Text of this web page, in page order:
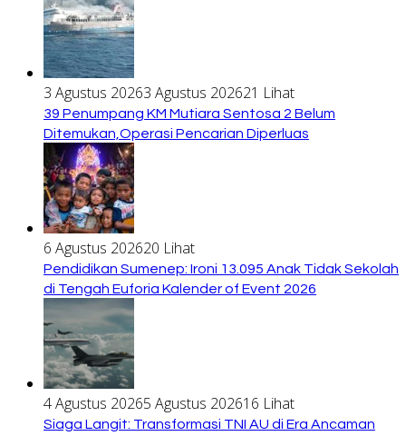
3 Agustus 20263 Agustus 202621 Lihat
39 Penumpang KM Mutiara Sentosa 2 Belum
Ditemukan,Operasi Pencarian Diperluas
6 Agustus 202620 Lihat
Pendidikan Sumenep: Ironi 13.095 Anak Tidak Sekolah
di Tengah Euforia Kalender of Event 2026
4 Agustus 20265 Agustus 202616 Lihat
Siaga Langit: Transformasi TNI AU di Era Ancaman